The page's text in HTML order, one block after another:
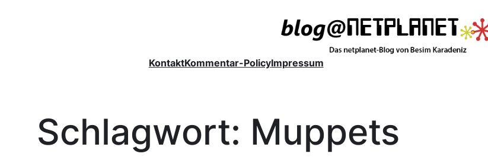
KontaktKommentar-PolicyImpressum
Schlagwort: Muppets